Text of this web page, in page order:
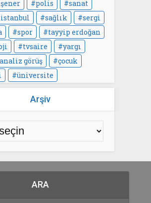
polis
sanat
sağlık
sergi
spor
tayyip erdoğan
tvsaire
yargı
görüş
çocuk
üniversite
Arşiv
ARA